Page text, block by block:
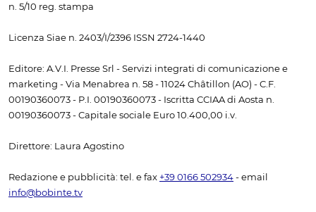
n. 5/10 reg. stampa
Licenza Siae n. 2403/I/2396 ISSN 2724-1440
Editore: A.V.I. Presse Srl - Servizi integrati di comunicazione e
marketing - Via Menabrea n. 58 - 11024 Châtillon (AO) - C.F.
00190360073 - P.I. 00190360073 - Iscritta CCIAA di Aosta n.
00190360073 - Capitale sociale Euro 10.400,00 i.v.
Direttore: Laura Agostino
Redazione e pubblicità: tel. e fax +39 0166 502934 - email
info@bobinte.tv